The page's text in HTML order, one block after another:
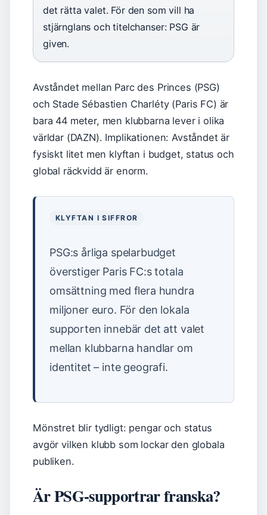
det rätta valet. För den som vill ha
stjärnglans och titelchanser: PSG är
given.
Avståndet mellan Parc des Princes (PSG)
och Stade Sébastien Charléty (Paris FC) är
bara 44 meter, men klubbarna lever i olika
världar (DAZN). Implikationen: Avståndet är
fysiskt litet men klyftan i budget, status och
global räckvidd är enorm.
KLYFTAN I SIFFROR
PSG:s årliga spelarbudget
överstiger Paris FC:s totala
omsättning med flera hundra
miljoner euro. För den lokala
supporten innebär det att valet
mellan klubbarna handlar om
identitet – inte geografi.
Mönstret blir tydligt: pengar och status
avgör vilken klubb som lockar den globala
publiken.
Är PSG-supportrar franska?